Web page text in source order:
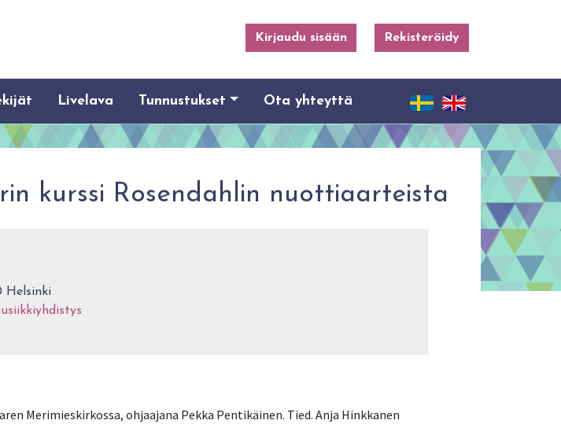
Kirjaudu sisään Rekisteröidy
Livelava Tunnustukset Ota yhteyttä
kurssi Rosendahlin nuottiaarteista
Helsinki
Merimieskirkossa, ohjaajana Pekka Pentikäinen. Tied. Anja Hinkkanen